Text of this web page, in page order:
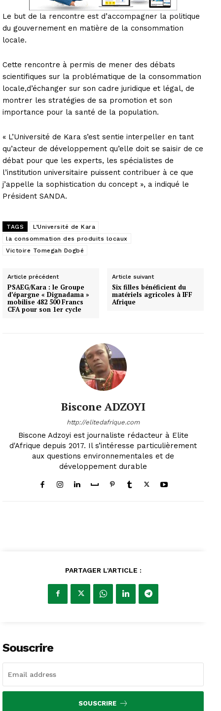
Le but de la rencontre est d’accompagner la politique
du gouvernement en matière de la consommation
locale.
Cette rencontre à permis de mener des débats
scientifiques sur la problématique de la consommation
locale,d’échanger sur son cadre juridique et légal, de
montrer les stratégies de sa promotion et son
importance pour la santé de la population.
« L’Université de Kara s’est sentie interpeller en tant
qu’acteur de développement qu’elle doit se saisir de ce
débat pour que les experts, les spécialistes de
l’institution universitaire puissent contribuer à ce que
j’appelle la sophistication du concept », a indiqué le
Président SANDA.
TAGS
L’Université de Kara
la consommation des produits locaux
Victoire Tomegah Dogbé
Article précédent
PSAEG/Kara : le Groupe
d’épargne « Dignadama »
mobilise 482 500 Francs
CFA pour son 1er cycle
Article suivant
Six filles bénéficient du
matériels agricoles à IFF
Afrique
Biscone ADZOYI
http://elitedafrique.com
Biscone Adzoyi est journaliste rédacteur à Elite
d'Afrique depuis 2017. Il s’intéresse particulièrement
aux questions environnementales et de
développement durable
PARTAGER L'ARTICLE :
Souscrire
SOUSCRIRE